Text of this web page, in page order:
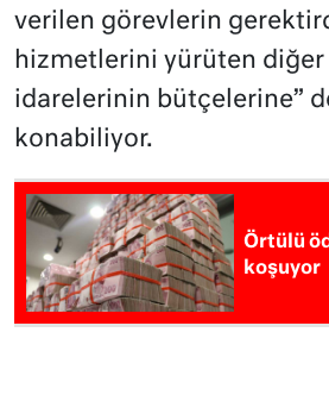
verilen görevlerin
hizmetlerini yürüten diğer
idarelerinin bütçelerine”
konabiliyor.
Örtülü
koşuyor